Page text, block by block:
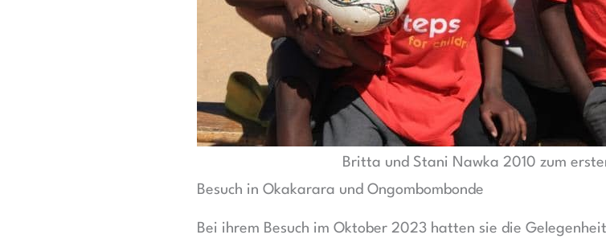
Britta und Stani Nawka 2010 zum
Besuch in Okakarara und Ongombombonde
Bei ihrem Besuch im Oktober 2023 hatten sie die